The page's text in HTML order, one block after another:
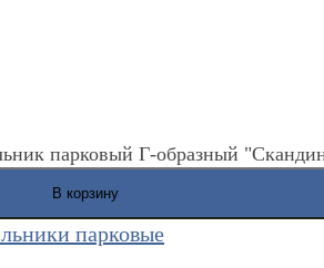
парковый Г-образный
В корзину
парковые